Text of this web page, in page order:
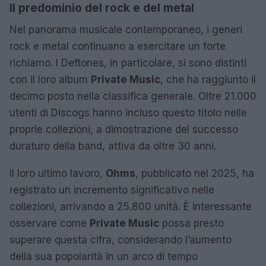
Il predominio del rock e del metal
Nel panorama musicale contemporaneo, i generi
rock e metal continuano a esercitare un forte
richiamo. I Deftones, in particolare, si sono distinti
con il loro album Private Music, che ha raggiunto il
decimo posto nella classifica generale. Oltre 21.000
utenti di Discogs hanno incluso questo titolo nelle
proprie collezioni, a dimostrazione del successo
duraturo della band, attiva da oltre 30 anni.
Il loro ultimo lavoro, Ohms, pubblicato nel 2025, ha
registrato un incremento significativo nelle
collezioni, arrivando a 25.800 unità. È interessante
osservare come Private Music possa presto
superare questa cifra, considerando l’aumento
della sua popolarità in un arco di tempo